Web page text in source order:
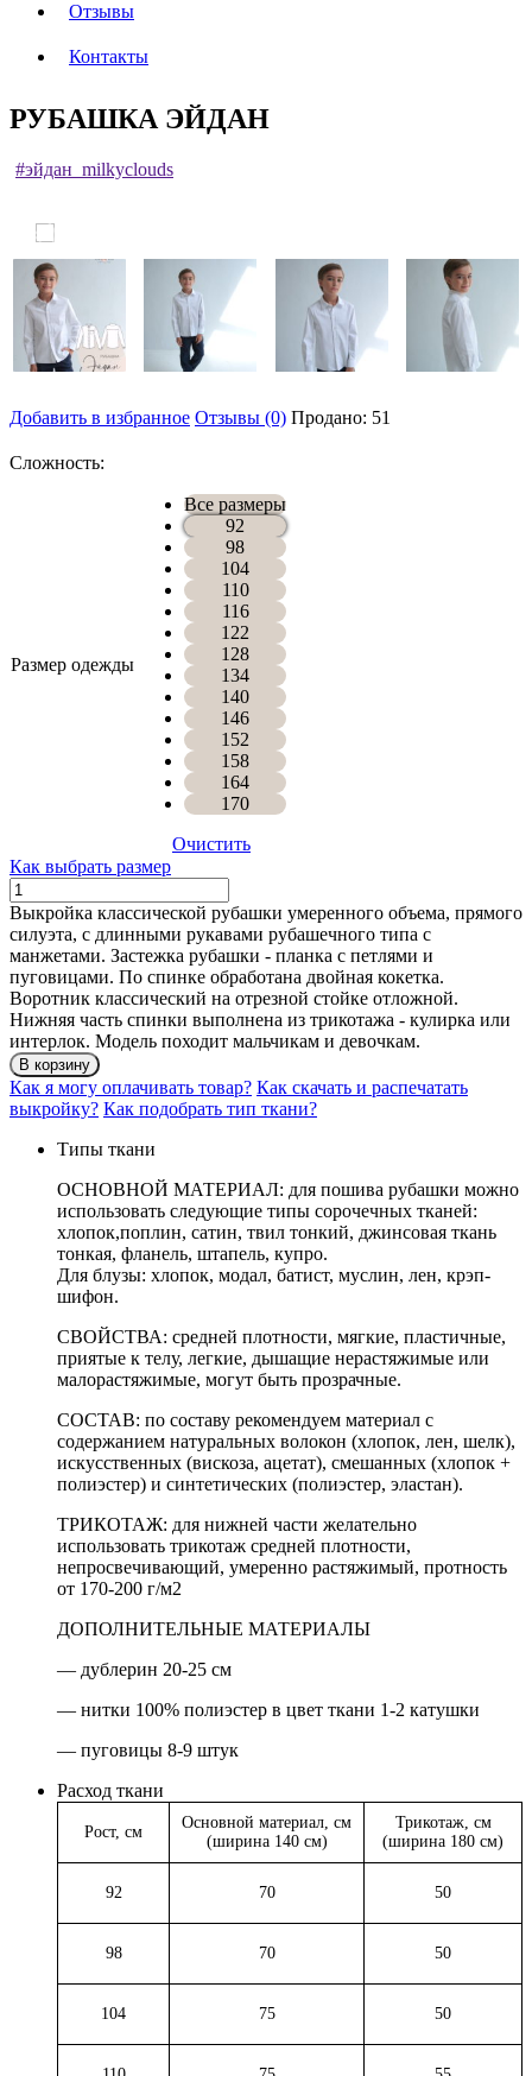
Отзывы
Контакты
РУБАШКА ЭЙДАН
#эйдан_milkyclouds
Добавить в избранное Отзывы (0) Продано: 51
Сложность:
Размер одежды
Все размеры
92
98
104
110
116
122
128
134
140
146
152
158
164
170
Очистить
Как выбрать размер
Количество
РУБАШКА
ЭЙДАН
Выкройка классической рубашки умеренного объема, прямого
силуэта, с длинными рукавами рубашечного типа с
манжетами. Застежка рубашки - планка с петлями и
пуговицами. По спинке обработана двойная кокетка.
Воротник классический на отрезной стойке отложной.
Нижняя часть спинки выполнена из трикотажа - кулирка или
интерлок. Модель походит мальчикам и девочкам.
В корзину
Как я могу оплачивать товар? Как скачать и распечатать
выкройку? Как подобрать тип ткани?
Типы ткани
ОСНОВНОЙ МАТЕРИАЛ: для пошива рубашки можно
использовать следующие типы сорочечных тканей:
хлопок,поплин, сатин, твил тонкий, джинсовая ткань
тонкая, фланель, штапель, купро.
Для блузы: хлопок, модал, батист, муслин, лен, крэп-
шифон.
СВОЙСТВА: средней плотности, мягкие, пластичные,
приятые к телу, легкие, дышащие нерастяжимые или
малорастяжимые, могут быть прозрачные.
СОСТАВ: по составу рекомендуем материал с
содержанием натуральных волокон (хлопок, лен, шелк),
искусственных (вискоза, ацетат), смешанных (хлопок +
полиэстер) и синтетических (полиэстер, эластан).
ТРИКОТАЖ: для нижней части желательно
использовать трикотаж средней плотности,
непросвечивающий, умеренно растяжимый, протность
от 170-200 г/м2
ДОПОЛНИТЕЛЬНЫЕ МАТЕРИАЛЫ
— дублерин 20-25 см
— нитки 100% полиэстер в цвет ткани 1-2 катушки
— пуговицы 8-9 штук
Расход ткани
Рост, см
Основной материал, см
(ширина 140 см)
Трикотаж, см
(ширина 180 см)
92 70 50
98 70 50
104 75 50